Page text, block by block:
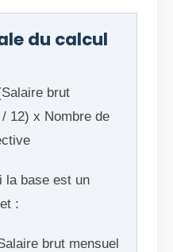
du calcul
brut
12) x Nombre de
la base est un
:
brut mensuel